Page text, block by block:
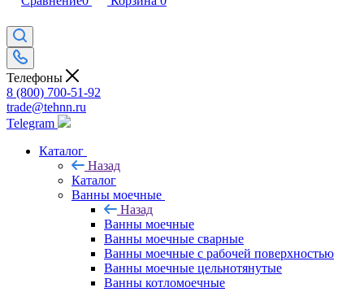
Телефоны
8 (800) 700-51-92
trade@tehnn.ru
Telegram
Каталог
Назад
Каталог
Ванны моечные
Назад
Ванны моечные
Ванны моечные сварные
Ванны моечные с рабочей поверхностью
Ванны моечные цельнотянутые
Ванны котломоечные